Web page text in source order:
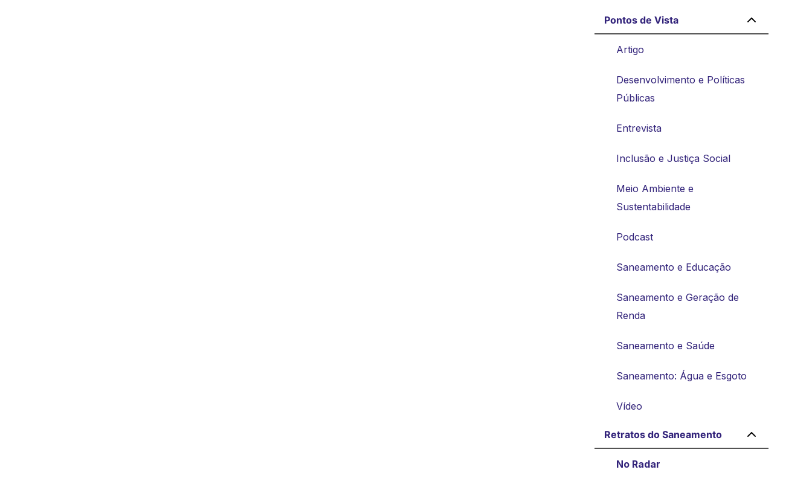
Pontos de Vista
Artigo
Desenvolvimento e Políticas
Públicas
Entrevista
Inclusão e Justiça Social
Meio Ambiente e
Sustentabilidade
Podcast
Saneamento e Educação
Saneamento e Geração de
Renda
Saneamento e Saúde
Saneamento: Água e Esgoto
Vídeo
Retratos do Saneamento
No Radar